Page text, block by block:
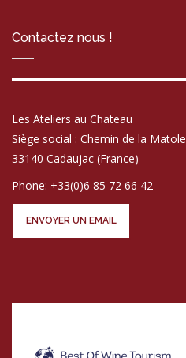
Contactez nous !
Les Ateliers au Chateau
Siège social : Chemin de la Matole
33140 Cadaujac (France)
Phone: +33(0)6 85 72 66 42
ENVOYER UN EMAIL